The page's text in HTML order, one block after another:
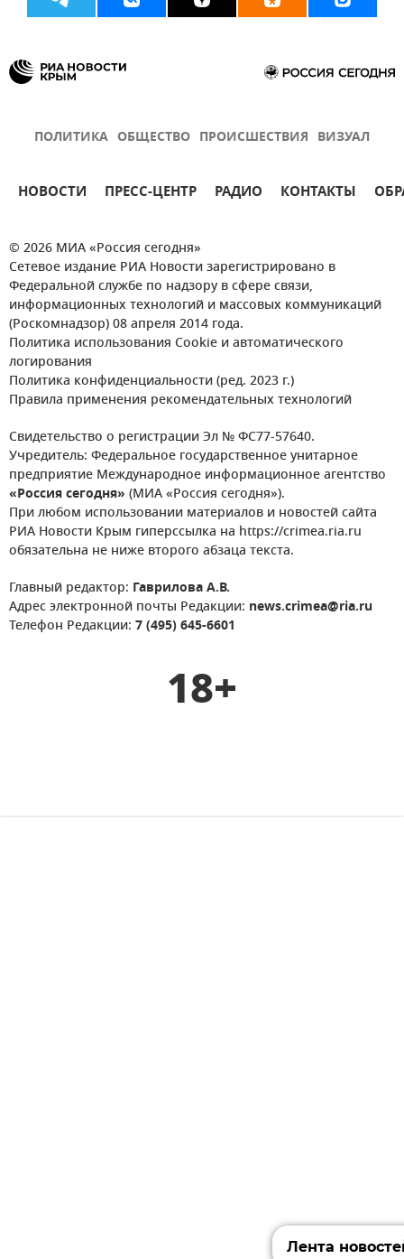
ПОЛИТИКА ОБЩЕСТВО ПРОИСШЕСТВИЯ ВИЗУАЛ
НОВОСТИ ПРЕСС-ЦЕНТР РАДИО КОНТАКТЫ
© 2026 МИА «Россия сегодня»
Сетевое издание РИА Новости зарегистрировано в
Федеральной службе по надзору в сфере связи,
информационных технологий и массовых коммуникаций
(Роскомнадзор) 08 апреля 2014 года.
Политика использования Cookie и автоматического
логирования
Политика конфиденциальности (ред. 2023 г.)
Правила применения рекомендательных технологий
Свидетельство о регистрации Эл № ФС77-57640.
Учредитель: Федеральное государственное унитарное
предприятие Международное информационное агентство
«Россия сегодня» (МИА «Россия сегодня»).
При любом использовании материалов и новостей сайта
РИА Новости Крым гиперссылка на https://crimea.ria.ru
обязательна не ниже второго абзаца текста.
Главный редактор: Гаврилова А.В.
Адрес электронной почты Редакции: news.crimea@ria.ru
Телефон Редакции: 7 (495) 645-6601
18+
Лента